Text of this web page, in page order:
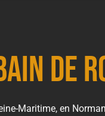
de
Maritime, en